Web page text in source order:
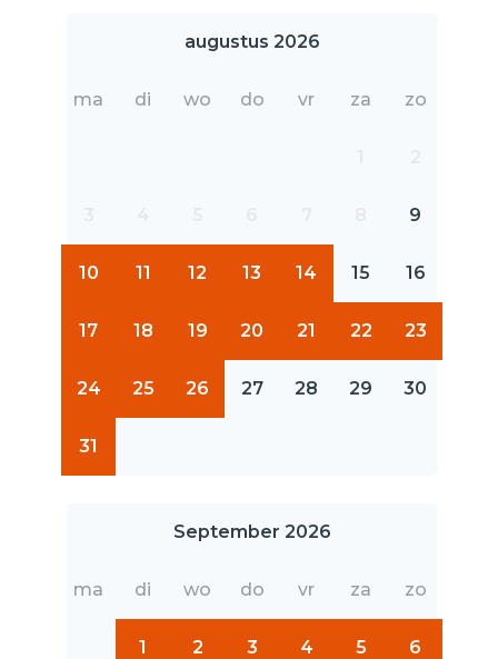
augustus 2026
ma di wo do vr za zo
9
10 11 12 13 14 15 16
17 18 19 20 21 22 23
24 25 26 27 28 29 30
31
September 2026
ma di wo do vr za zo
1 2 3 4 5 6